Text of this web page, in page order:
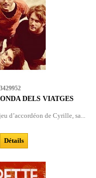
DELS VIATGES
d’accordéon de Cyrille, sa...
Détails